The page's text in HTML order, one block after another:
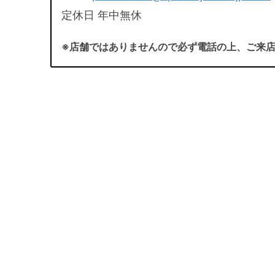
定休日 年中無休
※店舗ではありませんので必ず電話の上、ご来店